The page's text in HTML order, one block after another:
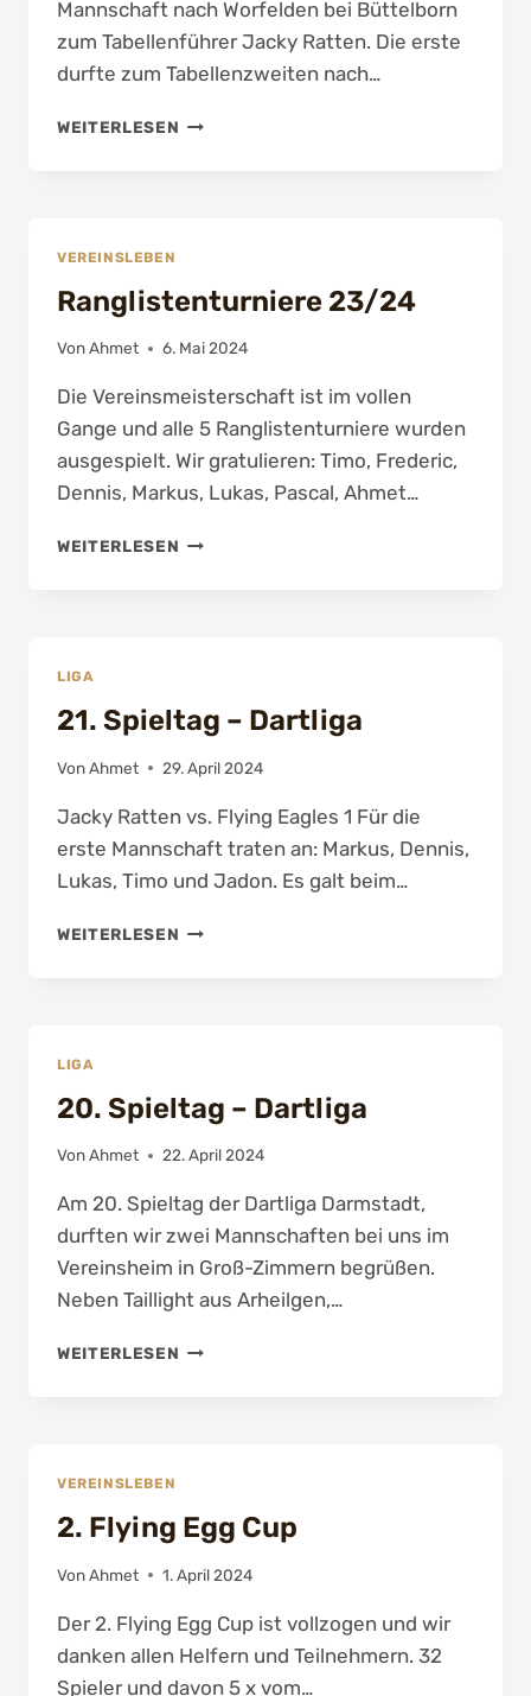
Mannschaft nach Worfelden bei Büttelborn
zum Tabellenführer Jacky Ratten. Die erste
durfte zum Tabellenzweiten nach…
WEITERLESEN 22.
VEREINSLEBEN
Ranglistenturniere 23/24
VonAhmet 6. Mai 2024
Die Vereinsmeisterschaft ist im vollen
Gange und alle 5 Ranglistenturniere wurden
ausgespielt. Wir gratulieren: Timo, Frederic,
Dennis, Markus, Lukas, Pascal, Ahmet…
WEITERLESEN RANGLISTENTURNIERE
LIGA
21. Spieltag – Dartliga
VonAhmet 29. April 2024
Jacky Ratten vs. Flying Eagles 1 Für die
erste Mannschaft traten an: Markus, Dennis,
Lukas, Timo und Jadon. Es galt beim…
WEITERLESEN 21.
LIGA
20. Spieltag – Dartliga
VonAhmet 22. April 2024
Am 20. Spieltag der Dartliga Darmstadt,
durften wir zwei Mannschaften bei uns im
Vereinsheim in Groß-Zimmern begrüßen.
Neben Taillight aus Arheilgen,…
WEITERLESEN 20.
VEREINSLEBEN
2. Flying Egg Cup
VonAhmet 1. April 2024
Der 2. Flying Egg Cup ist vollzogen und wir
danken allen Helfern und Teilnehmern. 32
Spieler und davon 5 x vom…